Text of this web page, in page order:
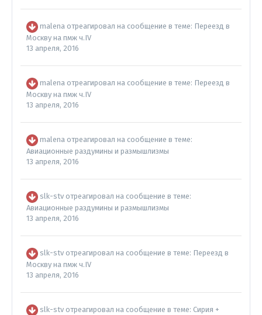
malena отреагировал на сообщение в теме: Переезд в
Москву на пмж ч.IV
13 апреля, 2016
malena отреагировал на сообщение в теме: Переезд в
Москву на пмж ч.IV
13 апреля, 2016
malena отреагировал на сообщение в теме:
Авиационные раздумины и размышлизмы
13 апреля, 2016
slk-stv отреагировал на сообщение в теме:
Авиационные раздумины и размышлизмы
13 апреля, 2016
slk-stv отреагировал на сообщение в теме: Переезд в
Москву на пмж ч.IV
13 апреля, 2016
slk-stv отреагировал на сообщение в теме: Сирия +